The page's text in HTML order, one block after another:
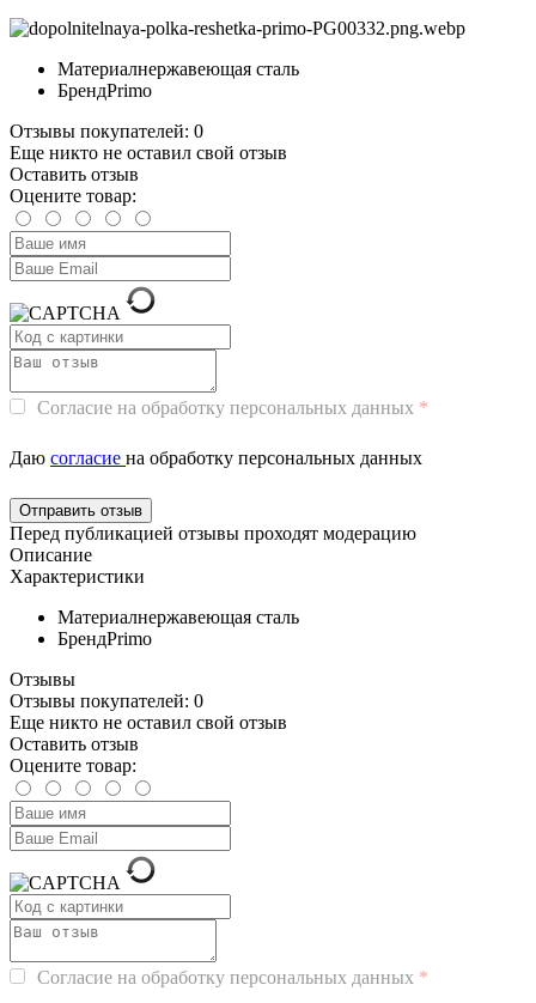
Материалнержавеющая сталь
БрендPrimo
Отзывы покупателей: 0
Еще никто не оставил свой отзыв
Оставить отзыв
Оцените товар:
Согласие на обработку персональных данных
Даю согласие на обработку персональных данных
Перед публикацией отзывы проходят модерацию
Описание
Характеристики
Материалнержавеющая сталь
БрендPrimo
Отзывы
Отзывы покупателей: 0
Еще никто не оставил свой отзыв
Оставить отзыв
Оцените товар:
Согласие на обработку персональных данных